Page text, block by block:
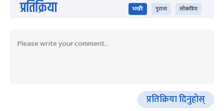
प्रतिक्रिया भर्खरै पुराना लोकप्रिय
प्रतिक्रिया दिनुहोस्